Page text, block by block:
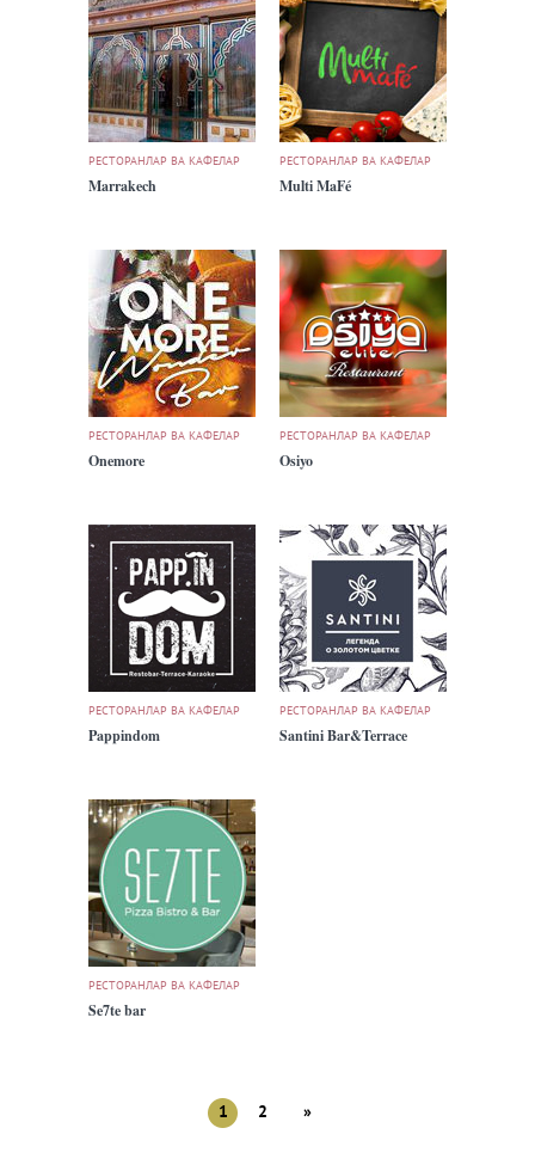
РЕСТОРАНЛАР ВА КАФЕЛАР
Marrakech
РЕСТОРАНЛАР ВА КАФЕЛАР
Multi MaFé
РЕСТОРАНЛАР ВА КАФЕЛАР
Onemore
РЕСТОРАНЛАР ВА КАФЕЛАР
Osiyo
РЕСТОРАНЛАР ВА КАФЕЛАР
Pappindom
РЕСТОРАНЛАР ВА КАФЕЛАР
Santini Bar&Terrace
РЕСТОРАНЛАР ВА КАФЕЛАР
Se7te bar
1 2 »